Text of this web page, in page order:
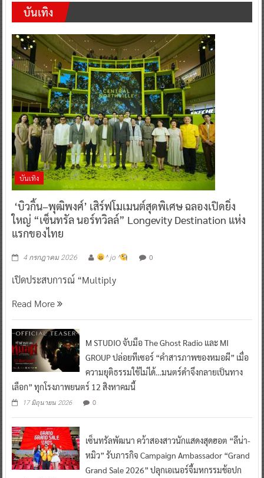
บันเทิง
บันเทิง
‘บิวกิ้น–พุฒิพงศ์’ เสิร์ฟโมเมนต์สุดพิเศษ ฉลองเปิดยิ่ง
ใหญ่ “เซ็นทรัล นอร์ทวิลล์” Longevity Destination แห่ง
แรกของไทย
4 กรกฎาคม 2026 ^ jo ^ 0
เปิดประสบการณ์ “Multiply
Read More
M STUDIO จับมือ The Ghost Radio และ MI
GROUP ปล่อยทีเซอร์ “คำสารภาพของหมอผี” เมื่อ
ความยุติธรรมใช้ไม่ได้…มนตร์ดำจึงกลายเป็นทาง
เลือก” ทุกโรงภาพยนตร์ 12 สิงหาคมนี้
17 มิถุนายน 2026 0
เซ็นทรัลพัฒนา คว้าสองสาวนักแสดงสุดฮอต “ลีน่า-
หมิว” รับภารกิจ Campaign Ambassador “Grand
Grand Sale 2026” ปลุกเอเนอร์จี้มหกรรมช้อปก